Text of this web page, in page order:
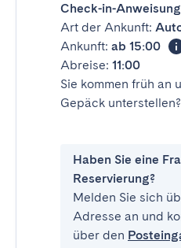
Check-in-
Art der Ankunft:
Ankunft: ab 15:00
Abreise: 11:00
Sie kommen früh an
Gepäck unterstellen?
Haben Sie eine
Reservierung?
Melden Sie sich
Adresse an und
über den